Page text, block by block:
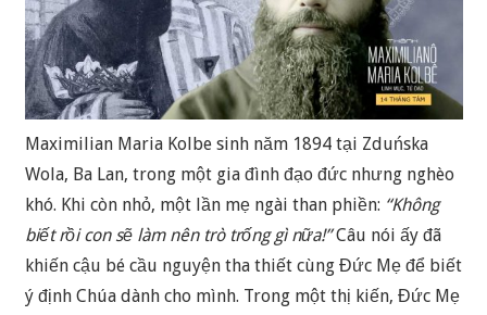
Maximilian Maria Kolbe sinh năm 1894 tại Zduńska
Wola, Ba Lan, trong một gia đình đạo đức nhưng nghèo
khó. Khi còn nhỏ, một lần mẹ ngài than phiền: “Không
biết rồi con sẽ làm nên trò trống gì nữa!”Câu nói ấy đã
khiến cậu bé cầu nguyện tha thiết cùng Đức Mẹ để biết
ý định Chúa dành cho mình. Trong một thị kiến, Đức Mẹ